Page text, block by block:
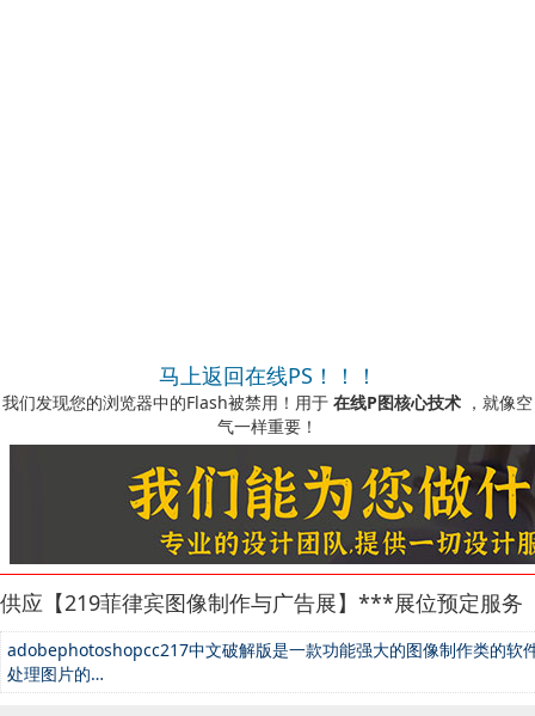
马上返回在线PS！！！
我们发现您的浏览器中的Flash被禁用！用于 在线P图核心技术 ，就像空
气一样重要！
如何启用它？-您可以在我们的视频说明中看到此处
供应【219菲律宾图像制作与广告展】***展位预定服务
adobephotoshopcc217中文破解版是一款功能强大的图像制作类的软
处理图片的…